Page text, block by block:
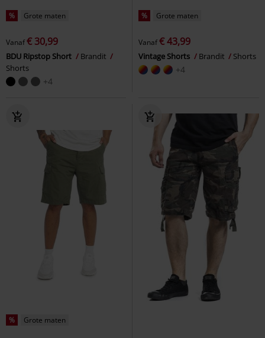
% Grote maten
Vanaf€ 30,99
BDU Ripstop Short
Brandit
Shorts
+4
% Grote maten
Vanaf€ 43,99
Vintage Shorts Brandit Shorts
+4
% Grote maten